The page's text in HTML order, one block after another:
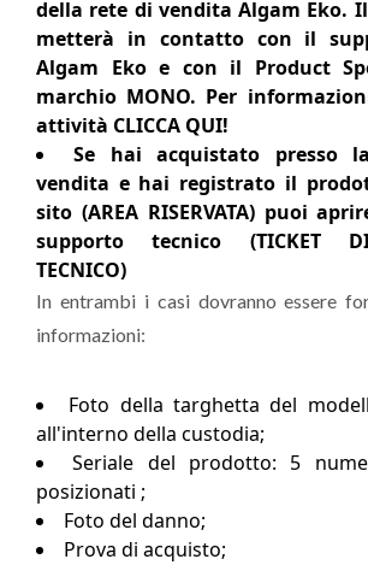
della rete di vendita Algam Eko.
metterà in contatto con il
Algam Eko e con il Product
marchio MONO. Per
attività CLICCA QUI!
Se hai acquistato presso
vendita e hai registrato il
sito (AREA RISERVATA) puoi
supporto tecnico (TICKET
TECNICO)
In entrambi i casi dovranno essere
informazioni:
Foto della targhetta del
all'interno della custodia;
Seriale del prodotto: 5
posizionati ;
Foto del danno;
Prova di acquisto;